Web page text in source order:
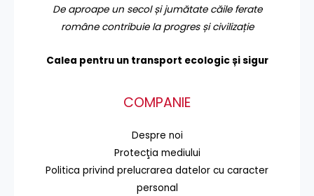
De aproape un secol și jumătate căile ferate
române contribuie la progres și civilizație
Calea pentru un transport ecologic și sigur
COMPANIE
Despre noi
Protecţia mediului
Politica privind prelucrarea datelor cu caracter
personal